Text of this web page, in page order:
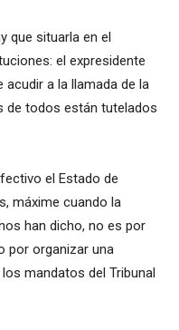
que situarla en el
el expresidente
acudir a la llamada de la
de todos están tutelados
el Estado de
máxime cuando la
han dicho, no es por
por organizar una
mandatos del Tribunal